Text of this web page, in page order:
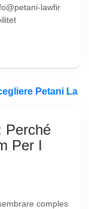
lawfir
Perché
Per I
comples